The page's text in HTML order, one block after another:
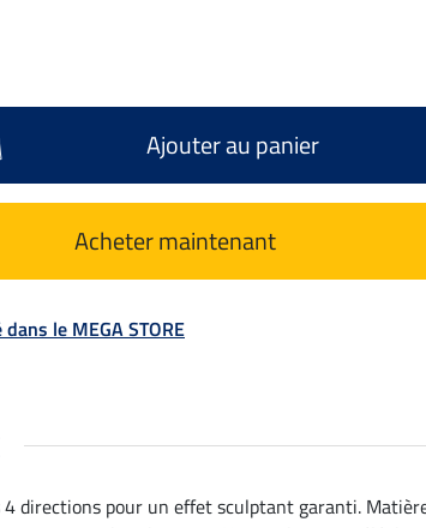
Ajouter au panier
Acheter maintenant
le MEGA STORE
directions pour un effet sculptant garanti.